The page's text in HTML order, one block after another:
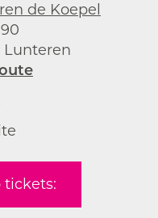
de Koepel
Lunteren
n
m
e
a
Z
o
Z
o
tickets: